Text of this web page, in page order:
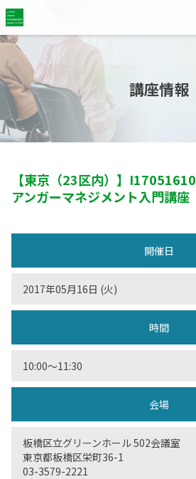
講座情報
【東京（23区内）】 I17051610
アンガーマネジメント入門講座
開催日
2017年05月16日 (火)
時間
10:00〜11:30
会場
板橋区立グリーンホール 502会議室
東京都板橋区栄町36-1
03-3579-2221